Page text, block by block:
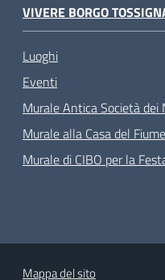
VIVERE BORGO
Luoghi
Eventi
Murale Antica Società dei
Murale alla Casa del Fiume
Murale di CIBO per la
Mappa del sito